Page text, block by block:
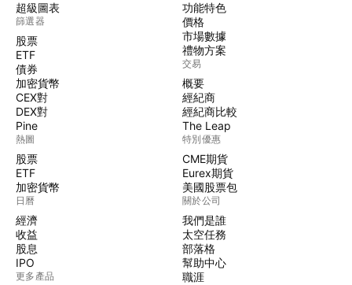
超級圖表
篩選器
股票
ETF
債券
加密貨幣
CEX對
DEX對
Pine
熱圖
股票
ETF
加密貨幣
日曆
經濟
收益
股息
IPO
更多產品
功能特色
價格
市場數據
禮物方案
交易
概要
經紀商
經紀商比較
The Leap
特別優惠
CME期貨
Eurex期貨
美國股票包
關於公司
我們是誰
太空任務
部落格
幫助中心
職涯